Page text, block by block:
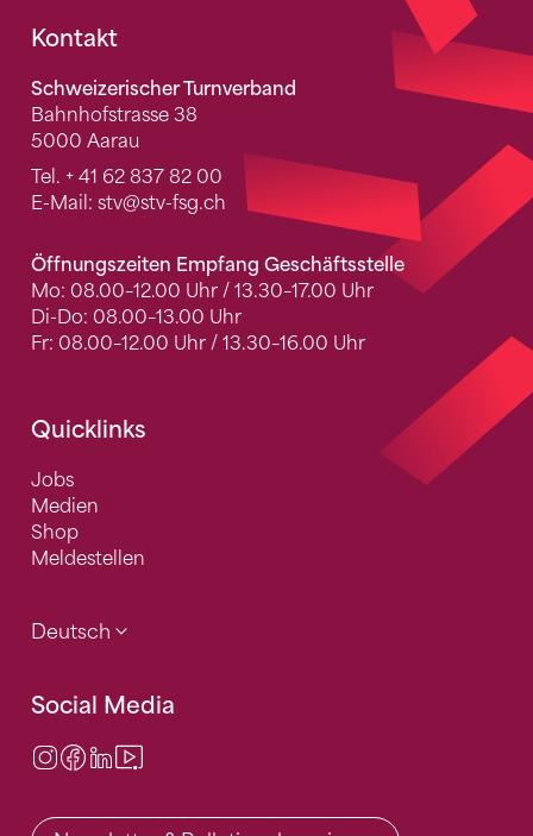
Fusszeile
Kontakt
Schweizerischer Turnverband
Bahnhofstrasse 38
5000 Aarau
Tel. + 41 62 837 82 00
E-Mail: stv@stv-fsg.ch
Öffnungszeiten Empfang Geschäftsstelle
Mo: 08.00–12.00 Uhr / 13.30–17.00 Uhr
Di-Do: 08.00–13.00 Uhr
Fr: 08.00–12.00 Uhr / 13.30–16.00 Uhr
Quicklinks
Jobs
Medien
Shop
Meldestellen
Deutsch
Social Media
Instagram
Facebook
LinkedIn